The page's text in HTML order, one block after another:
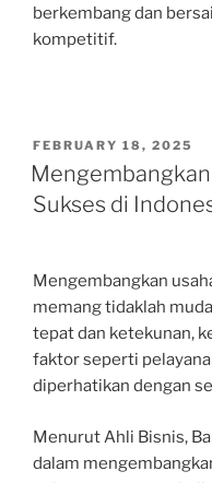
berkembang dan
kompetitif.
POSTED
ON
FEBRUARY 18, 2025
Mengembangkan
Sukses di
Mengembangkan
memang tidaklah
tepat dan ketekunan,
faktor seperti
diperhatikan dengan
Menurut Ahli Bisnis,
dalam